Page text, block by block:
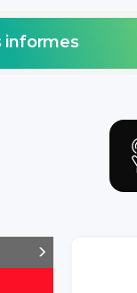
informes